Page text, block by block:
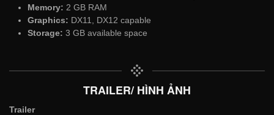
Memory: 2 GB RAM
Graphics: DX11, DX12 capable
Storage: 3 GB available space
TRAILER/ HÌNH ẢNH
Trailer